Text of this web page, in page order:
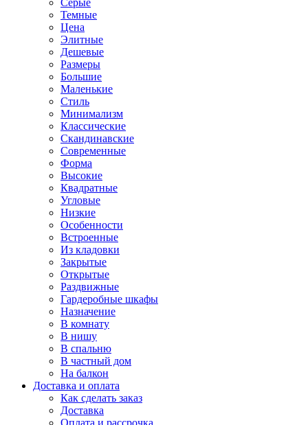
Серые
Темные
Цена
Элитные
Дешевые
Размеры
Большие
Маленькие
Стиль
Минимализм
Классические
Скандинавские
Современные
Форма
Высокие
Квадратные
Угловые
Низкие
Особенности
Встроенные
Из кладовки
Закрытые
Открытые
Раздвижные
Гардеробные шкафы
Назначение
В комнату
В нишу
В спальню
В частный дом
На балкон
Доставка и оплата
Как сделать заказ
Доставка
Оплата и рассрочка